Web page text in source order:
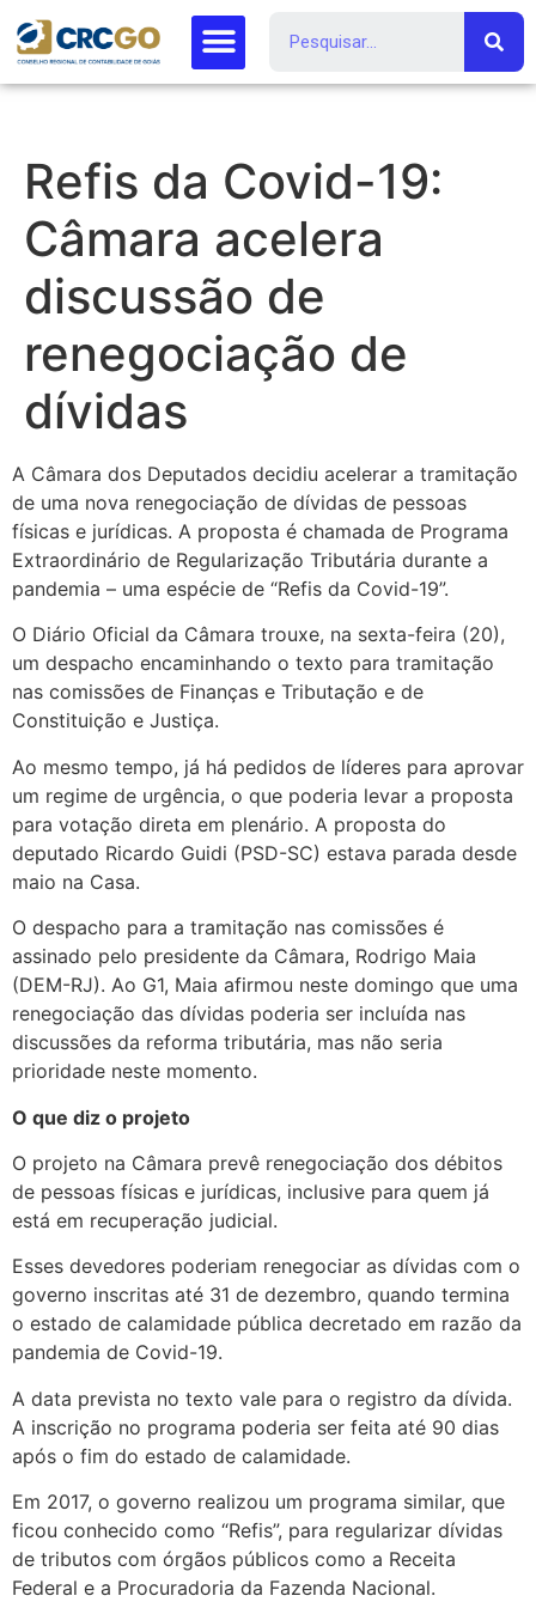
Refis da Covid-19:
Câmara acelera
discussão de
renegociação de
dívidas
A Câmara dos Deputados decidiu acelerar a tramitação
de uma nova renegociação de dívidas de pessoas
físicas e jurídicas. A proposta é chamada de Programa
Extraordinário de Regularização Tributária durante a
pandemia – uma espécie de “Refis da Covid-19”.
O Diário Oficial da Câmara trouxe, na sexta-feira (20),
um despacho encaminhando o texto para tramitação
nas comissões de Finanças e Tributação e de
Constituição e Justiça.
Ao mesmo tempo, já há pedidos de líderes para aprovar
um regime de urgência, o que poderia levar a proposta
para votação direta em plenário. A proposta do
deputado Ricardo Guidi (PSD-SC) estava parada desde
maio na Casa.
O despacho para a tramitação nas comissões é
assinado pelo presidente da Câmara, Rodrigo Maia
(DEM-RJ). Ao G1, Maia afirmou neste domingo que uma
renegociação das dívidas poderia ser incluída nas
discussões da reforma tributária, mas não seria
prioridade neste momento.
O que diz o projeto
O projeto na Câmara prevê renegociação dos débitos
de pessoas físicas e jurídicas, inclusive para quem já
está em recuperação judicial.
Esses devedores poderiam renegociar as dívidas com o
governo inscritas até 31 de dezembro, quando termina
o estado de calamidade pública decretado em razão da
pandemia de Covid-19.
A data prevista no texto vale para o registro da dívida.
A inscrição no programa poderia ser feita até 90 dias
após o fim do estado de calamidade.
Em 2017, o governo realizou um programa similar, que
ficou conhecido como “Refis”, para regularizar dívidas
de tributos com órgãos públicos como a Receita
Federal e a Procuradoria da Fazenda Nacional.